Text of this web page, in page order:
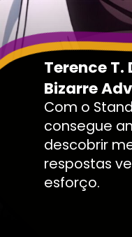
Terence
Bizarre
Com o
consegue
descobrir
respostas
esforço.